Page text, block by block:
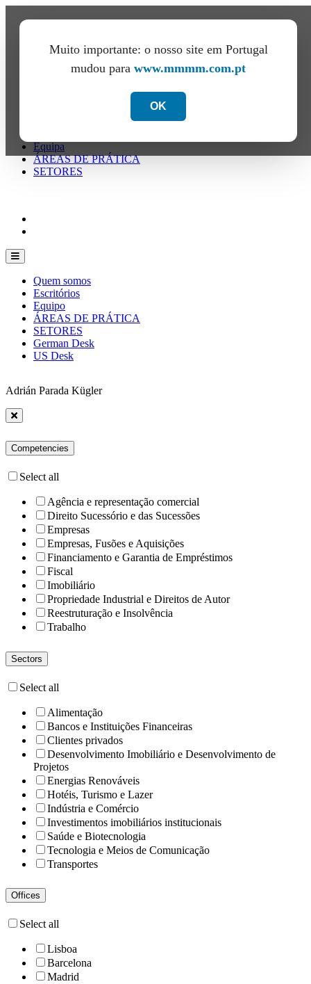
Muito importante: o nosso site em Portugal
mudou para www.mmmm.com.pt
OK
Equipa
ÁREAS DE PRÁTICA
SETORES
Quem somos
Escritórios
Equipo
ÁREAS DE PRÁTICA
SETORES
German Desk
US Desk
Adrián Parada Kügler
Competencies
Select all
Agência e representação comercial
Direito Sucessório e das Sucessões
Empresas
Empresas, Fusões e Aquisições
Financiamento e Garantia de Empréstimos
Fiscal
Imobiliário
Propriedade Industrial e Direitos de Autor
Reestruturação e Insolvência
Trabalho
Sectors
Select all
Alimentação
Bancos e Instituições Financeiras
Clientes privados
Desenvolvimento Imobiliário e Desenvolvimento de
Projetos
Energias Renováveis
Hotéis, Turismo e Lazer
Indústria e Comércio
Investimentos imobiliários institucionais
Saúde e Biotecnologia
Tecnologia e Meios de Comunicação
Transportes
Offices
Select all
Lisboa
Barcelona
Madrid